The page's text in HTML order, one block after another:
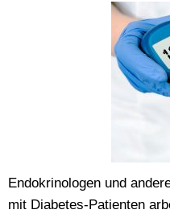
Endokrinologen und
mit Diabetes-Patienten